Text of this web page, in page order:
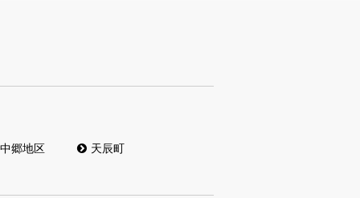
中郷地区 天辰町